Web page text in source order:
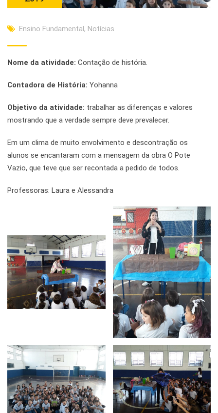
Ensino Fundamental, Notícias
Nome da atividade: Contação de história.
Contadora de História: Yohanna
Objetivo da atividade: trabalhar as diferenças e valores
mostrando que a verdade sempre deve prevalecer.
Em um clima de muito envolvimento e descontração os
alunos se encantaram com a mensagem da obra O Pote
Vazio, que teve que ser recontada a pedido de todos.
Professoras: Laura e Alessandra